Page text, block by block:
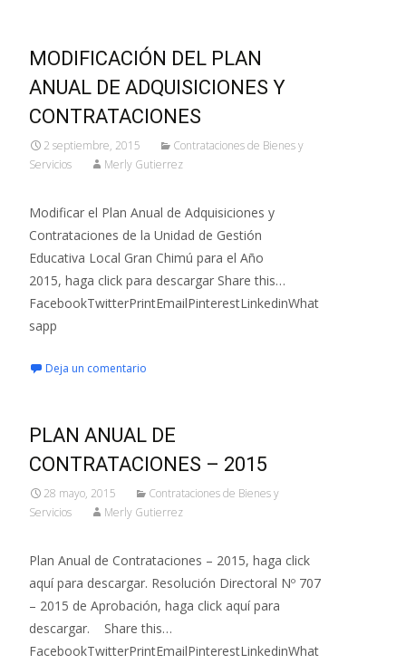
MODIFICACIÓN DEL PLAN
ANUAL DE ADQUISICIONES Y
CONTRATACIONES
2 septiembre, 2015
Contrataciones de Bienes y
Servicios
Merly Gutierrez
Modificar el Plan Anual de Adquisiciones y
Contrataciones de la Unidad de Gestión
Educativa Local Gran Chimú para el Año
2015, haga click para descargar Share this…
FacebookTwitterPrintEmailPinterestLinkedinWhat
sapp
Deja un comentario
PLAN ANUAL DE
CONTRATACIONES – 2015
28 mayo, 2015
Contrataciones de Bienes y
Servicios
Merly Gutierrez
Plan Anual de Contrataciones – 2015, haga click
aquí para descargar. Resolución Directoral Nº 707
– 2015 de Aprobación, haga click aquí para
descargar. Share this…
FacebookTwitterPrintEmailPinterestLinkedinWhat